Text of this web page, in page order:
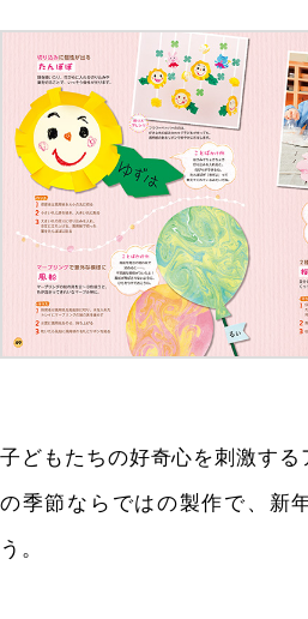
子どもたちの好奇心を刺激する
の季節ならではの製作で、新
う。